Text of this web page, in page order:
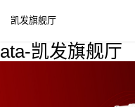
ata-凯发旗舰厅
凯发旗舰厅